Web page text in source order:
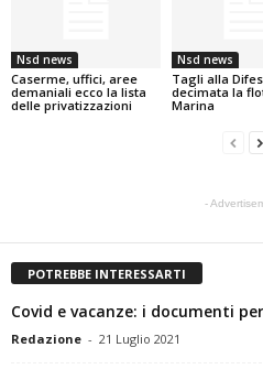
Nsd news
Caserme, uffici, aree
demaniali ecco la lista
delle privatizzazioni
Nsd news
Tagli alla
decimata la
Marina
-
POTREBBE INTERESSARTI
Covid e vacanze: i documenti
Redazione - 21 Luglio 2021